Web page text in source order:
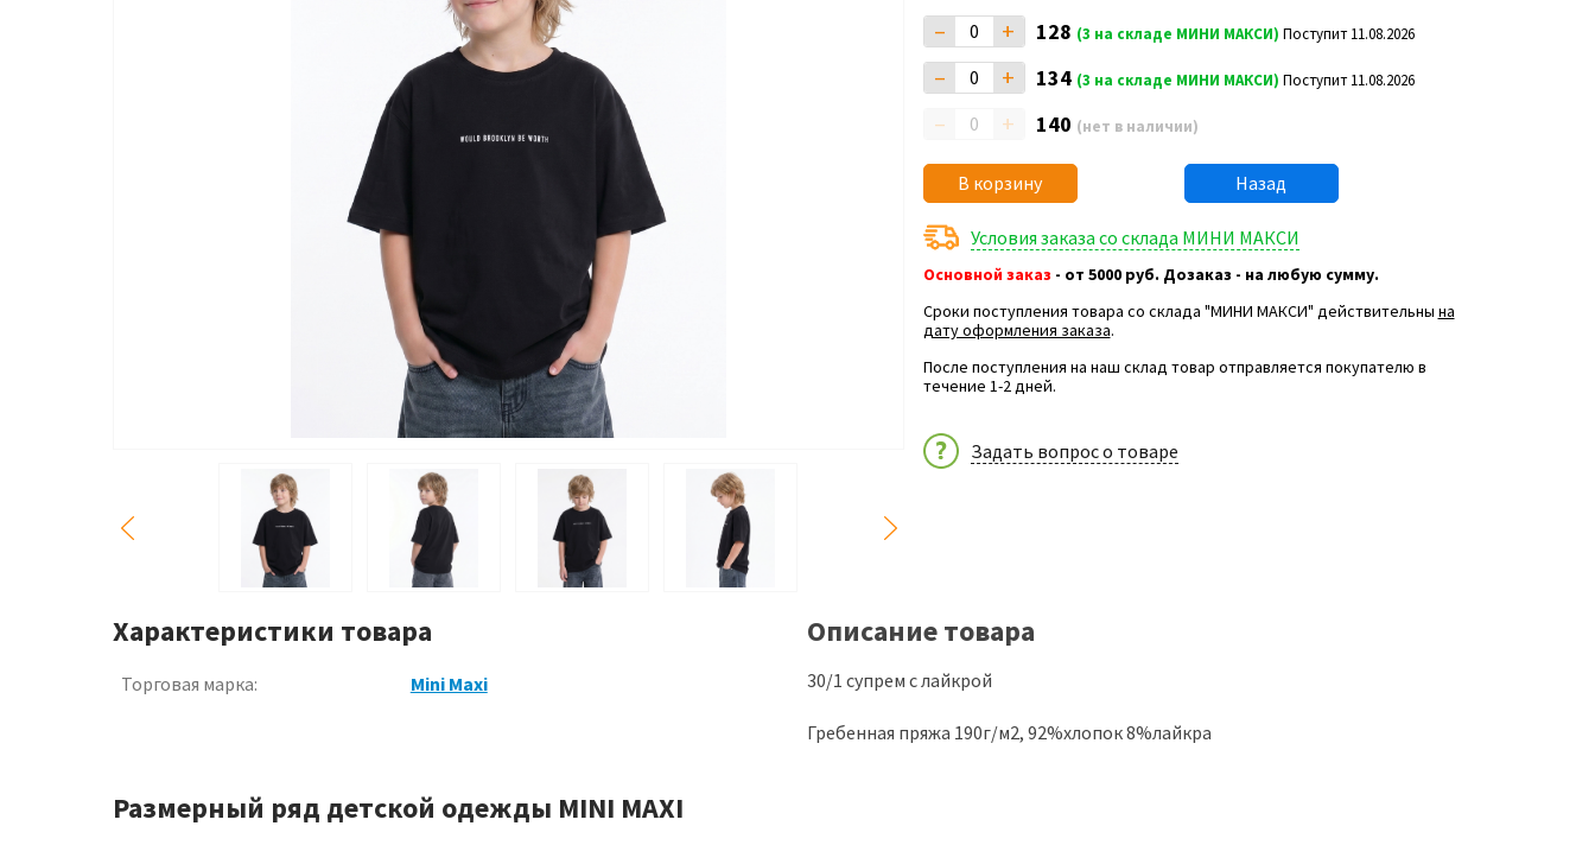
– + 128 (3 на складе МИНИ МАКСИ) Поступит 11.08.2026
– + 134 (3 на складе МИНИ МАКСИ) Поступит 11.08.2026
– + 140 (нет в наличии)
В корзину Назад
Условия заказа со склада МИНИ МАКСИ
Основной заказ - от 5000 руб. Дозаказ - на любую сумму.
Сроки поступления товара со склада "МИНИ МАКСИ" действительны на
дату оформления заказа.
После поступления на наш склад товар отправляется покупателю в
течение 1-2 дней.
Задать вопрос о товаре
Характеристики товара
Торговая марка: Mini Maxi
Описание товара
30/1 супрем с лайкрой
Гребенная пряжа 190г/м2, 92%хлопок 8%лайкра
Размерный ряд детской одежды MINI MAXI